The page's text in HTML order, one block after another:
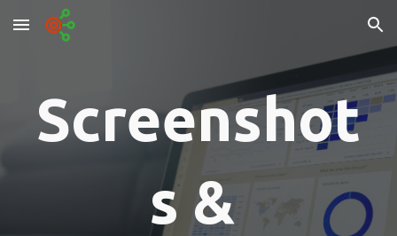
Skip to main content Skip to navigation
Screenshot
s &